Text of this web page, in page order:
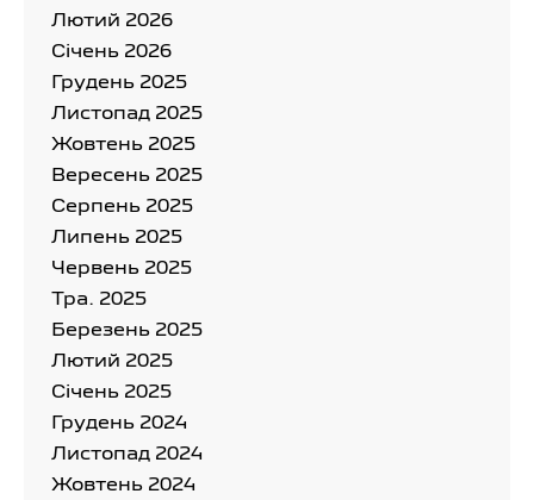
Лютий 2026
Cічень 2026
Грудень 2025
Листопад 2025
Жовтень 2025
Вересень 2025
Серпень 2025
Липень 2025
Червень 2025
Тра. 2025
Березень 2025
Лютий 2025
Cічень 2025
Грудень 2024
Листопад 2024
Жовтень 2024